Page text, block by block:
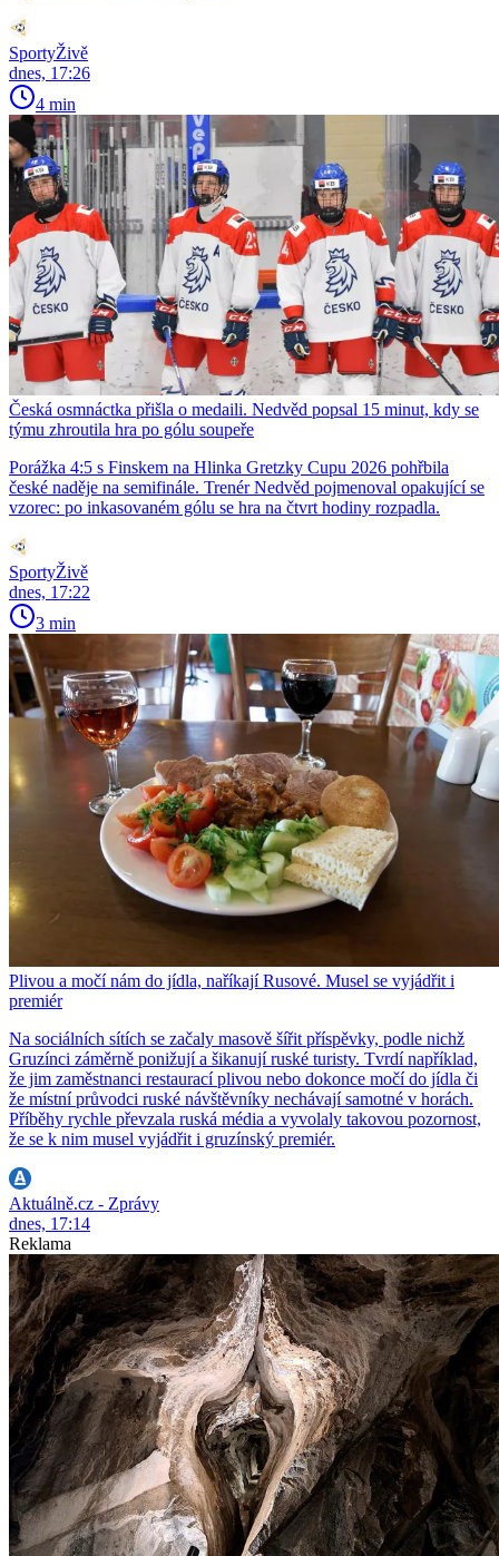
SportyŽivě
dnes, 17:26
4 min
Česká osmnáctka přišla o medaili. Nedvěd popsal 15 minut, kdy se
týmu zhroutila hra po gólu soupeře
Porážka 4:5 s Finskem na Hlinka Gretzky Cupu 2026 pohřbila
české naděje na semifinále. Trenér Nedvěd pojmenoval opakující se
vzorec: po inkasovaném gólu se hra na čtvrt hodiny rozpadla.
SportyŽivě
dnes, 17:22
3 min
Plivou a močí nám do jídla, naříkají Rusové. Musel se vyjádřit i
premiér
Na sociálních sítích se začaly masově šířit příspěvky, podle nichž
Gruzínci záměrně ponižují a šikanují ruské turisty. Tvrdí například,
že jim zaměstnanci restaurací plivou nebo dokonce močí do jídla či
že místní průvodci ruské návštěvníky nechávají samotné v horách.
Příběhy rychle převzala ruská média a vyvolaly takovou pozornost,
že se k nim musel vyjádřit i gruzínský premiér.
Aktuálně.cz - Zprávy
dnes, 17:14
Reklama